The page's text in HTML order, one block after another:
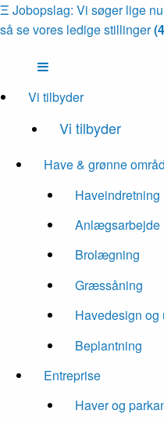
Ξ Jobopslag: Vi søger lige
så se vores ledige stillinger
Vi tilbyder
Vi tilbyder
Have & grønne
Haveindretning
Anlægsarbejde
Brolægning
Græssåning
Havedesign og
Beplantning
Entreprise
Haver og